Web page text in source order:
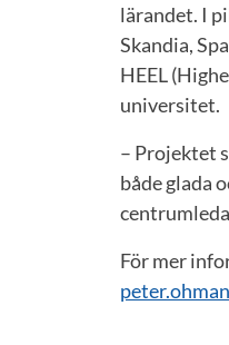
lärandet. I
Skandia,
HEEL
universitet.
– Projektet
både glada
För mer